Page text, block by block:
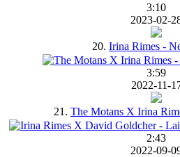
3:10
2023-02-
20. Irina Rimes -
3:59
2022-11-
21. The Motans X Irina
2:43
2022-09-